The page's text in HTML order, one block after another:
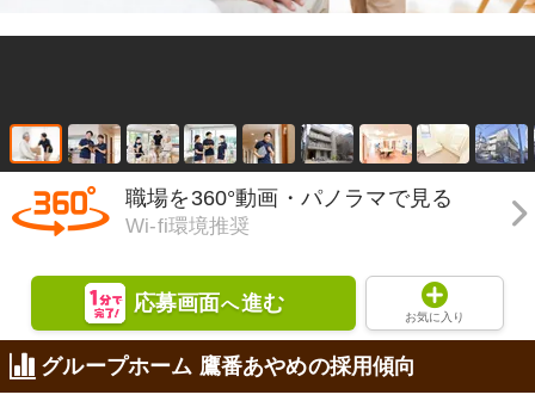
職場を360°動画・パノラマで見る
Wi-fi環境推奨
応募画面へ進む
お気に入り
グループホーム 鷹番あやめの採用傾向